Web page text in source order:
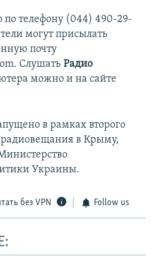
телефону (044) 490-29-
могут присылать
почту
Слушать Радио
можно и на сайте
в рамках второго
радиовещания в Крыму,
Украины.
без VPN Follow us